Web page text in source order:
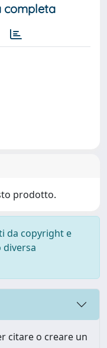
completa
prodotto.
da copyright e
citare o creare un